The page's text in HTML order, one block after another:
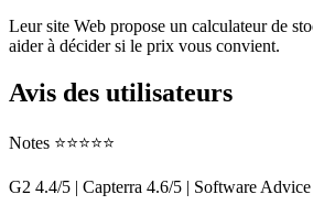
Leur site Web propose un calculateur de
aider à décider si le prix vous convient.
Avis des utilisateurs
Notes ⭐⭐⭐⭐⭐
G2 4.4/5 | Capterra 4.6/5 | Software